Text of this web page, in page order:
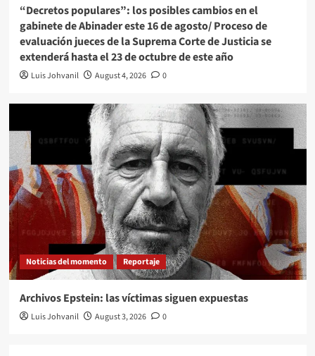
“Decretos populares”: los posibles cambios en el
gabinete de Abinader este 16 de agosto/ Proceso de
evaluación jueces de la Suprema Corte de Justicia se
extenderá hasta el 23 de octubre de este año
Luis Johvanil August 4, 2026 0
Noticias del momento Reportaje
Archivos Epstein: las víctimas siguen expuestas
Luis Johvanil August 3, 2026 0